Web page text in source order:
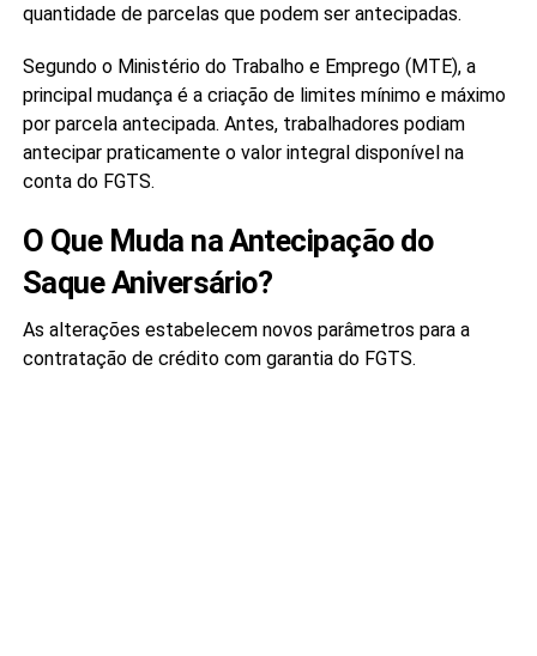
quantidade de parcelas que podem ser antecipadas.
Segundo o Ministério do Trabalho e Emprego (MTE), a
principal mudança é a criação de limites mínimo e máximo
por parcela antecipada. Antes, trabalhadores podiam
antecipar praticamente o valor integral disponível na
conta do FGTS.
O Que Muda na Antecipação do
Saque Aniversário?
As alterações estabelecem novos parâmetros para a
contratação de crédito com garantia do FGTS.